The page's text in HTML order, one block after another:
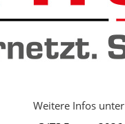
Weitere Infos unter